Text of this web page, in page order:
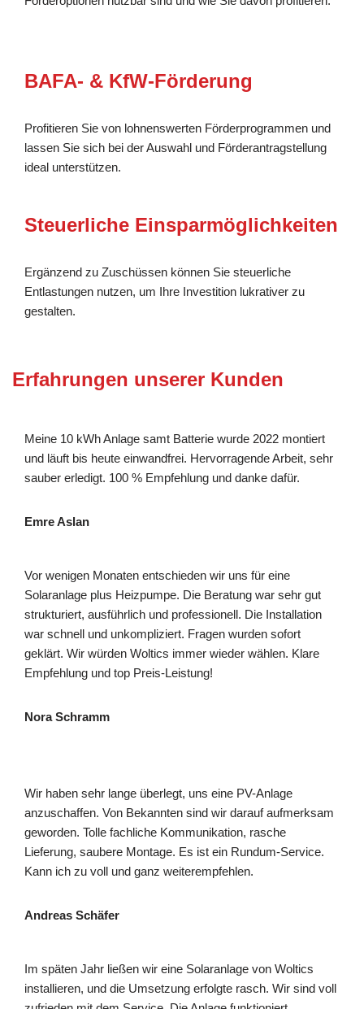
BAFA- & KfW-Förderung
Profitieren Sie von lohnenswerten Förderprogrammen und
lassen Sie sich bei der Auswahl und Förderantragstellung
ideal unterstützen.
Steuerliche Einsparmöglichkeiten
Ergänzend zu Zuschüssen können Sie steuerliche
Entlastungen nutzen, um Ihre Investition lukrativer zu
gestalten.
Erfahrungen unserer Kunden
Meine 10 kWh Anlage samt Batterie wurde 2022 montiert
und läuft bis heute einwandfrei. Hervorragende Arbeit, sehr
sauber erledigt. 100 % Empfehlung und danke dafür.
Emre Aslan
Vor wenigen Monaten entschieden wir uns für eine
Solaranlage plus Heizpumpe. Die Beratung war sehr gut
strukturiert, ausführlich und professionell. Die Installation
war schnell und unkompliziert. Fragen wurden sofort
geklärt. Wir würden Woltics immer wieder wählen. Klare
Empfehlung und top Preis-Leistung!
Nora Schramm
Wir haben sehr lange überlegt, uns eine PV-Anlage
anzuschaffen. Von Bekannten sind wir darauf aufmerksam
geworden. Tolle fachliche Kommunikation, rasche
Lieferung, saubere Montage. Es ist ein Rundum-Service.
Kann ich zu voll und ganz weiterempfehlen.
Andreas Schäfer
Im späten Jahr ließen wir eine Solaranlage von Woltics
installieren, und die Umsetzung erfolgte rasch. Wir sind voll